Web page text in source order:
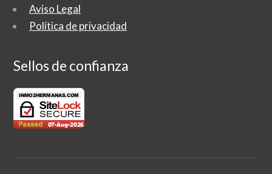
Aviso Legal
Política de privacidad
Sellos de confianza